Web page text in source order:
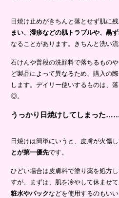
日焼け止めがきちんと落とせず肌に
まい、湿疹などの肌トラブルや、黒
なることがあります。きちんと洗い
石けんや普段の洗顔料で落ちるもの
ど製品によって異なるため、購入の
します。デイリー使いするものは、
◎。
うっかり日焼けしてしまった
日焼けは簡単にいうと、皮膚が火傷
とが第一優先です。
ひどい場合は皮膚科で塗り薬を処方
すが、まずは、肌を冷やして休ませ
粧水やパックなどを使用するのもいい